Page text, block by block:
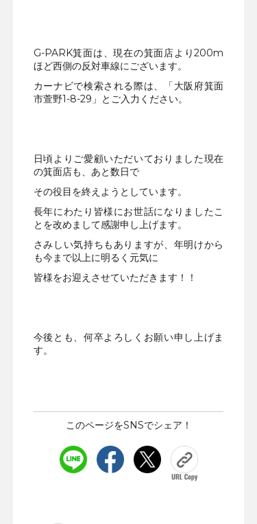
G-PARK箕面は、現在の箕面店より200m
ほど西側の反対車線にございます。
カーナビで検索される際は、「大阪府箕面
市萱野1-8-29」とご入力ください。
日頃よりご愛顧いただいておりました現在
の箕面店も、あと数日で
その役目を終えようとしています。
長年にわたり皆様にお世話になりましたこ
とを改めまして感謝申し上げます。
さみしい気持ちもありますが、年明けから
も今まで以上に明るく元気に
皆様をお迎えさせていただきます！！
今後とも、何卒よろしくお願い申し上げま
す。
このページをSNSでシェア！